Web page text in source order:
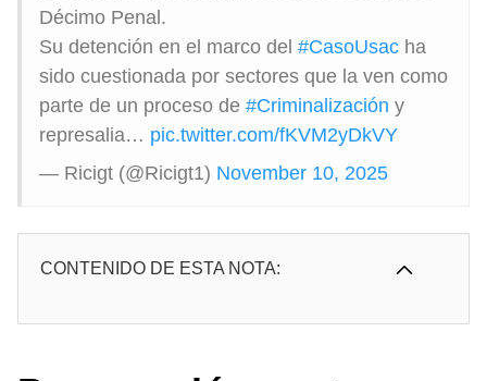
Décimo Penal.
Su detención en el marco del #CasoUsac ha
sido cuestionada por sectores que la ven como
parte de un proceso de #Criminalización y
represalia… pic.twitter.com/fKVM2yDkVY
— Ricigt (@Ricigt1) November 10, 2025
CONTENIDO DE ESTA NOTA: